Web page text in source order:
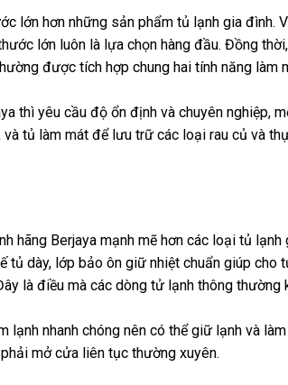
lớn hơn những sản phẩm tủ lạnh gia đình.
lớn luôn là lựa chọn hàng đầu. Đồng
được tích hợp chung hai tính năng làm
thì yêu cầu độ ổn định và chuyên nghiệp,
tủ làm mát để lưu trữ các loại rau củ và
hãng Berjaya mạnh mẽ hơn các loại tủ lạnh
tủ dày, lớp bảo ôn giữ nhiệt chuẩn giúp cho
là điều mà các dòng tử lạnh thông thường
lạnh nhanh chóng nên có thể giữ lạnh và
mở cửa liên tục thường xuyên.